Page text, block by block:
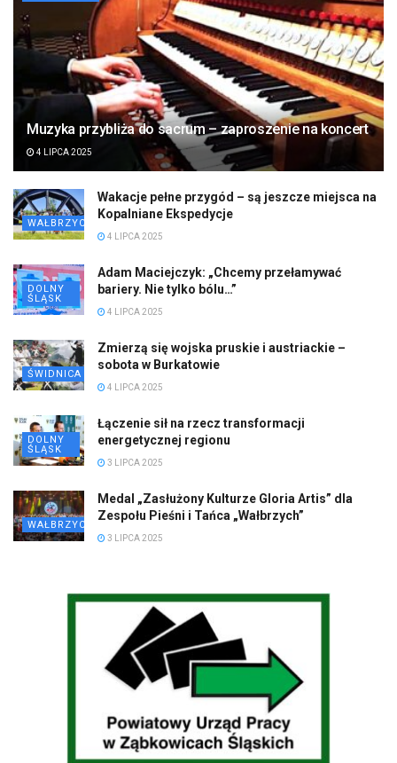
Muzyka przybliża do sacrum – zaproszenie na koncert
4 LIPCA 2025
WAŁBRZYCH
Wakacje pełne przygód – są jeszcze miejsca na
Kopalniane Ekspedycje
4 LIPCA 2025
DOLNY
ŚLĄSK
Adam Maciejczyk: „Chcemy przełamywać
bariery. Nie tylko bólu…”
4 LIPCA 2025
ŚWIDNICA
Zmierzą się wojska pruskie i austriackie –
sobota w Burkatowie
4 LIPCA 2025
DOLNY
ŚLĄSK
Łączenie sił na rzecz transformacji
energetycznej regionu
3 LIPCA 2025
WAŁBRZYCH
Medal „Zasłużony Kulturze Gloria Artis” dla
Zespołu Pieśni i Tańca „Wałbrzych”
3 LIPCA 2025